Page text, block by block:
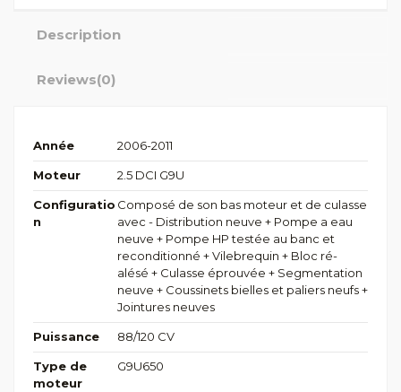
Description
Reviews(0)
Année 2006-2011
Moteur 2.5 DCI G9U
Configuratio
n
Composé de son bas moteur et de culasse
avec - Distribution neuve + Pompe a eau
neuve + Pompe HP testée au banc et
reconditionné + Vilebrequin + Bloc ré-
alésé + Culasse éprouvée + Segmentation
neuve + Coussinets bielles et paliers neufs +
Jointures neuves
Puissance 88/120 CV
Type de
moteur
G9U650